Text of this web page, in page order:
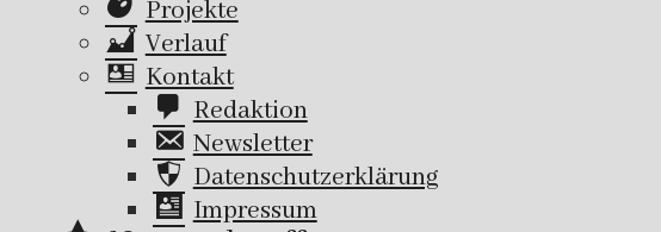
Projekte
Verlauf
Kontakt
Redaktion
Newsletter
Datenschutzerklärung
Impressum